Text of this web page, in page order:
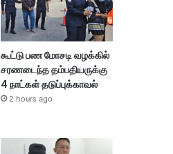
கூட்டு பண மோசடி வழக்கில்
சரணடைந்த தம்பதியருக்கு
4 நாட்கள் தடுப்புக்காவல்
2 hours ago